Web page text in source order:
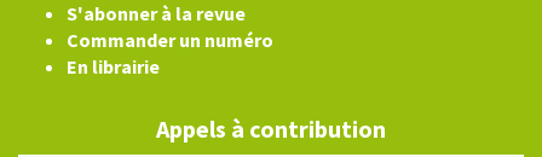
S'abonner à la revue
Commander un numéro
En librairie
Appels à contribution